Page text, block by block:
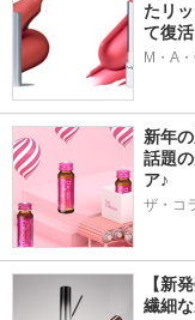
たリ
て復活
M・A
新年
話題
ア♪
ザ・コ
【新
繊細